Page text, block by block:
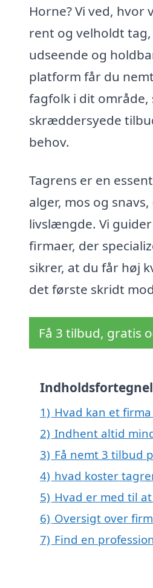
Horne? Vi ved,
rent og velholdt
udseende og
platform får du
fagfolk i dit område,
skræddersyede
behov.
Tagrens er en
alger, mos og
livslængde. Vi
firmaer, der
sikrer, at du får høj
det første skridt
Få 3 tilbud, gratis
1) Hvad kan et
2) Indhent altid
3) Få nemt 3 tilbud
4) hvad koster
5) Hvad er med til
6) Oversigt over
7) Find en